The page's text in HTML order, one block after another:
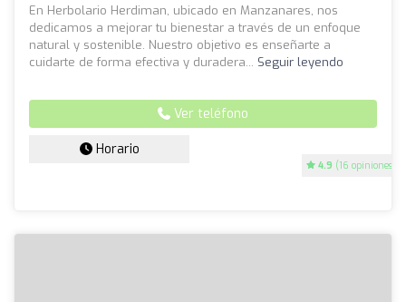
4.9 (16 opiniones)
En Herbolario Herdiman, ubicado en Manzanares, nos
dedicamos a mejorar tu bienestar a través de un enfoque
natural y sostenible. Nuestro objetivo es enseñarte a
cuidarte de forma efectiva y duradera... Seguir leyendo
Ver teléfono
Horario